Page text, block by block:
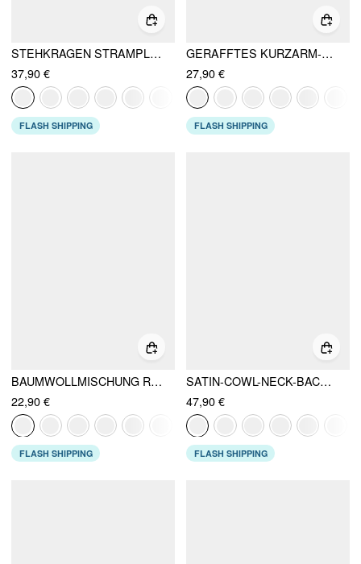
STEHKRAGEN STRAMPLER MIT GÜRTEL
37,90 €
FLASH SHIPPING
GERAFFTES KURZARM-CUT-OUT-OBERTEIL AUS MODAL-MIX (BOATNECK)
27,90 €
FLASH SHIPPING
BAUMWOLLMISCHUNG RUNDHALS RÜSCHEN MINIKLEID
22,90 €
FLASH SHIPPING
SATIN-COWL-NECK-BACKLESS-METALL-DETAIL-A-LINIEN-MINIKLEID
47,90 €
FLASH SHIPPING